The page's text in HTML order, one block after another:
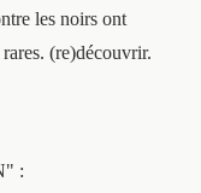
les noirs ont
(re)découvrir.
: